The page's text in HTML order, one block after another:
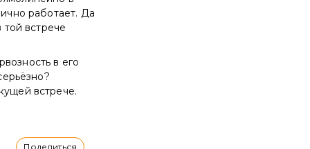
работает. Да
встрече
в его
встрече.
Поделиться